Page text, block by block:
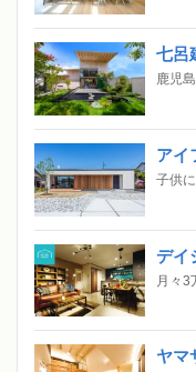
七呂
鹿児
アイ
子供
デイ
月々3
ヤマ